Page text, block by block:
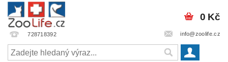
728718392 info@zoolife.cz
0 Kč